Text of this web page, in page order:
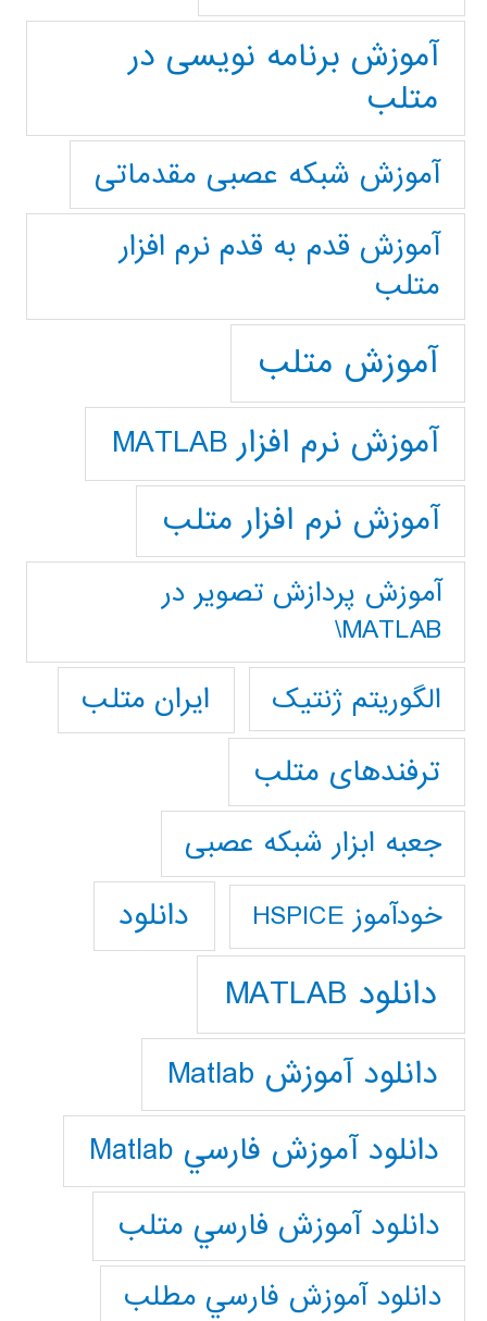
آموزش برنامه نویسی در
متلب
آموزش شبکه عصبی مقدماتی
آموزش قدم به قدم نرم افزار
متلب
آموزش متلب
آموزش نرم افزار MATLAB
آموزش نرم افزار متلب
آموزش پردازش تصوير در
MATLAB\
الگوریتم ژنتیک
ایران متلب
ترفندهای متلب
جعبه ابزار شبکه عصبی
خودآموز HSPICE دانلود
دانلود MATLAB
دانلود آموزش Matlab
دانلود آموزش فارسي Matlab
دانلود آموزش فارسي متلب
دانلود آموزش فارسي مطلب